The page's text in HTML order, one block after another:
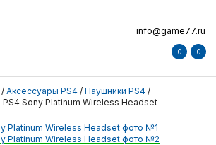
info@game77.ru
0 0
Аксессуары PS4/ Наушники PS4/
PS4 Sony Platinum Wireless Headset